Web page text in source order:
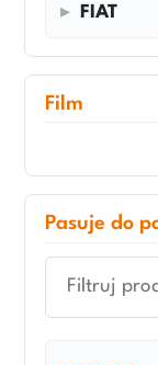
FIAT
Film
Pasuje do